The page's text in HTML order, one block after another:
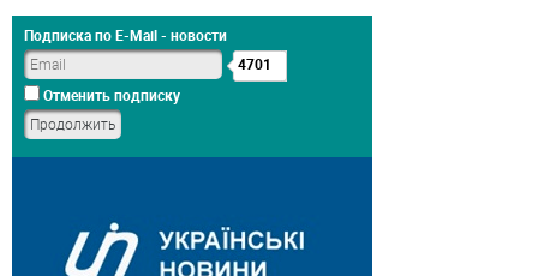
Подписка по E-Mail - новости
4701
Отменить подписку